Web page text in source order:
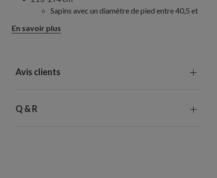
Sapins avec un diamètre de pied entre 40,5 et
305–427 cm
En savoir plus
Avis clients
Q & R